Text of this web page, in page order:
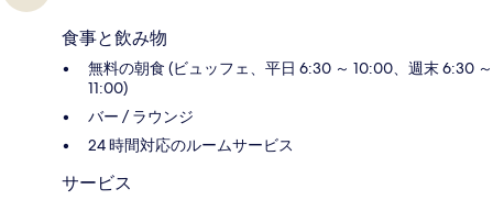
食事と飲み物
無料の朝食 (ビュッフェ、平日 6:30 ～ 10:00、週末 6:30 ～
11:00)
バー / ラウンジ
24 時間対応のルームサービス
サービス